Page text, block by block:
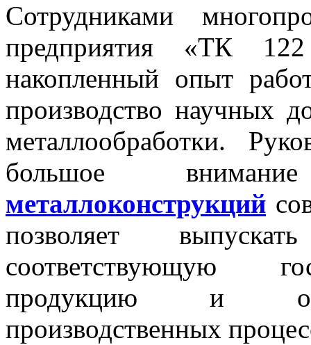
Сотрудниками
предприятия «ТК
накопленный опыт
производство научных
металлообработки.
большое
металлоконструкций
позволяет
соответствующую
продукцию и
производственных